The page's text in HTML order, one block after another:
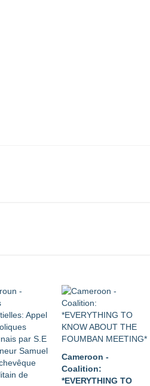
Cameroon -
Coalition:
*EVERYTHING TO